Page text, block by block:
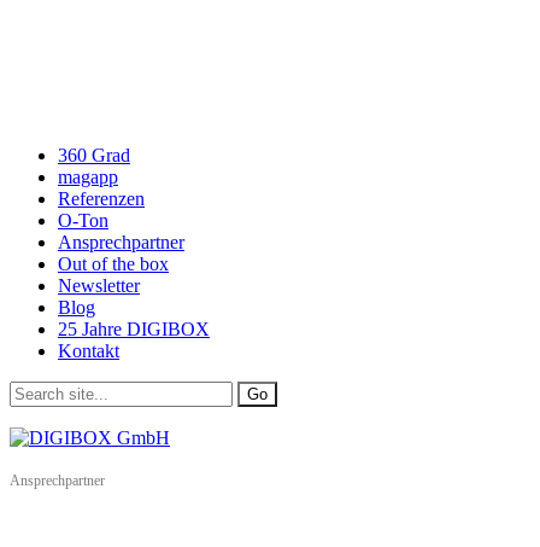
360 Grad
magapp
Referenzen
O-Ton
Ansprechpartner
Out of the box
Newsletter
Blog
25 Jahre DIGIBOX
Kontakt
Ansprechpartner